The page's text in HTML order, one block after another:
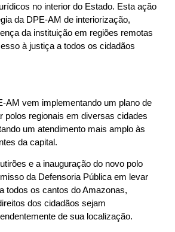
no interior do Estado. Esta ação
da DPE-AM de interiorização,
da instituição em regiões remotas
à justiça a todos os cidadãos
AM vem implementando um plano de
polos regionais em diversas cidades
um atendimento mais amplo às
da capital.
e a inauguração do novo polo
da Defensoria Pública em levar
todos os cantos do Amazonas,
dos cidadãos sejam
de sua localização.